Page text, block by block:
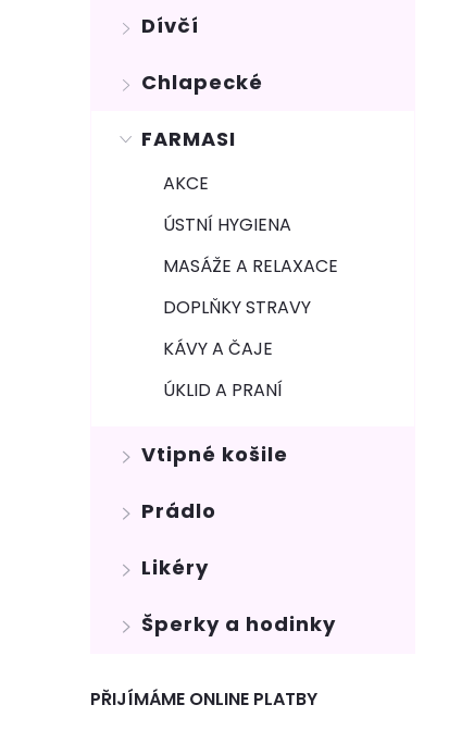
Dívčí
Chlapecké
FARMASI
AKCE
ÚSTNÍ HYGIENA
MASÁŽE A RELAXACE
DOPLŇKY STRAVY
KÁVY A ČAJE
ÚKLID A PRANÍ
Vtipné košile
Prádlo
Likéry
Šperky a hodinky
PŘIJÍMÁME ONLINE PLATBY